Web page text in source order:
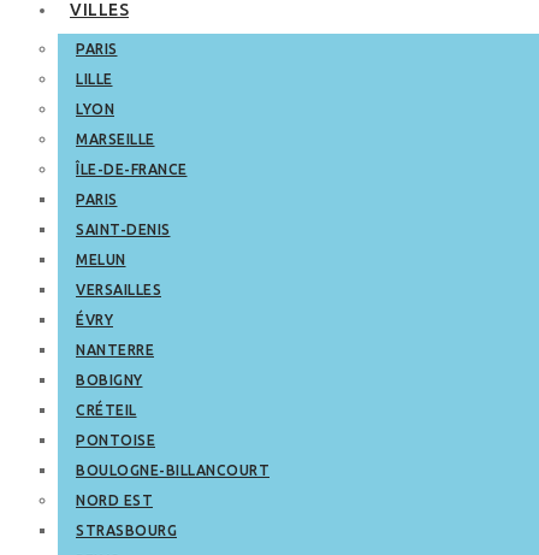
VILLES
PARIS
LILLE
LYON
MARSEILLE
ÎLE-DE-FRANCE
PARIS
SAINT-DENIS
MELUN
VERSAILLES
ÉVRY
NANTERRE
BOBIGNY
CRÉTEIL
PONTOISE
BOULOGNE-BILLANCOURT
NORD EST
STRASBOURG